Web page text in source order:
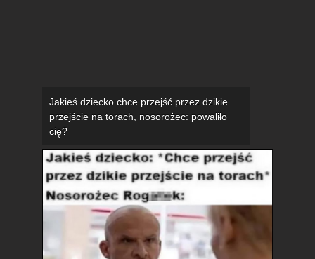
Jakieś dziecko chce przejść przez dzikie
przejście na torach, nosorożec: powaliło
cię?